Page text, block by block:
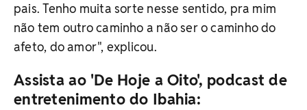
pais. Tenho muita sorte nesse sentido, pra mim
não tem outro caminho a não ser o caminho do
afeto, do amor", explicou.
Assista ao 'De Hoje a Oito', podcast de
entretenimento do Ibahia: